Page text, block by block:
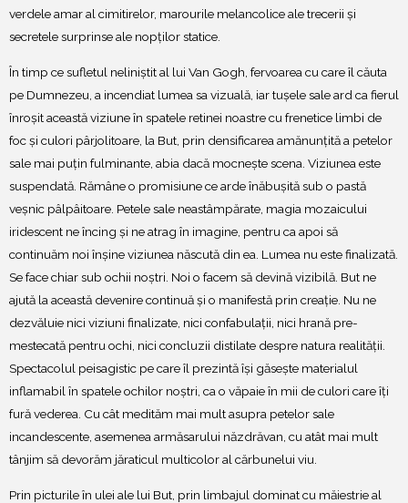
verdele amar al cimitirelor, marourile melancolice ale trecerii și
secretele surprinse ale nopților statice.
În timp ce sufletul neliniștit al lui Van Gogh, fervoarea cu care îl căuta
pe Dumnezeu, a incendiat lumea sa vizuală, iar tușele sale ard ca fierul
înroșit această viziune în spatele retinei noastre cu frenetice limbi de
foc și culori pârjolitoare, la But, prin densificarea amănunțită a petelor
sale mai puțin fulminante, abia dacă mocnește scena. Viziunea este
suspendată. Rămâne o promisiune ce arde înăbușită sub o pastă
veșnic pâlpâitoare. Petele sale neastâmpărate, magia mozaicului
iridescent ne încing și ne atrag în imagine, pentru ca apoi să
continuăm noi înșine viziunea născută din ea. Lumea nu este finalizată.
Se face chiar sub ochii noștri. Noi o facem să devină vizibilă. But ne
ajută la această devenire continuă și o manifestă prin creație. Nu ne
dezvăluie nici viziuni finalizate, nici confabulații, nici hrană pre-
mestecată pentru ochi, nici concluzii distilate despre natura realității.
Spectacolul peisagistic pe care îl prezintă își găsește materialul
inflamabil în spatele ochilor noștri, ca o văpaie în mii de culori care îți
fură vederea. Cu cât medităm mai mult asupra petelor sale
incandescente, asemenea armăsarului năzdrăvan, cu atât mai mult
tânjim să devorăm jăraticul multicolor al cărbunelui viu.
Prin picturile în ulei ale lui But, prin limbajul dominat cu măiestrie al